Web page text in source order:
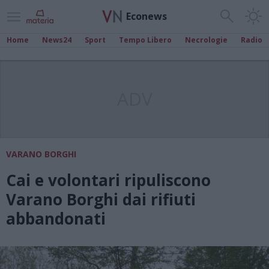
Econews
Home News24 Sport Tempo Libero Necrologie Radio
VARANO BORGHI
Cai e volontari ripuliscono
Varano Borghi dai rifiuti
abbandonati